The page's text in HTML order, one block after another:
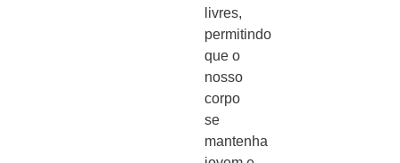
livres,
permitindo
que o
nosso
corpo
se
mantenha